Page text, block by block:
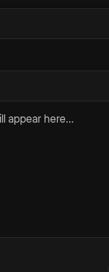
appear here...